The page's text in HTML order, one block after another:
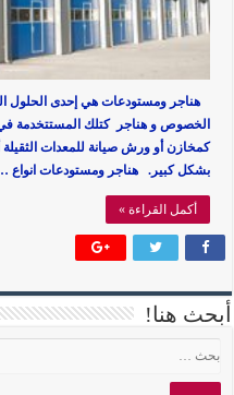
هناجر ومستودعات هي إحدى الحلول
الخصوص و هناجر كتلك المستتخدمة
كمخازن أو ورش صيانة للمعدات الثقيلة
بشكل كبير. هناجر ومستودعات انواع
أكمل القراءة »
أبحث هنا!